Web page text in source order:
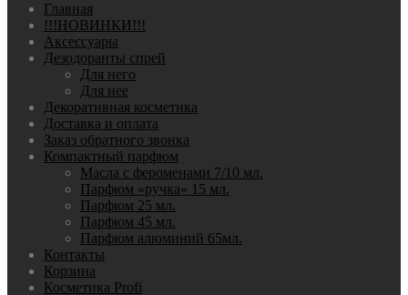
Главная
!!!НОВИНКИ!!!
Аксессуары
Дезодоранты спрей
Для него
Для нее
Декоративная косметика
Доставка и оплата
Заказ обратного звонка
Компактный парфюм
Масла с фероменами 7/10 мл.
Парфюм «ручка» 15 мл.
Парфюм 25 мл.
Парфюм 45 мл.
Парфюм алюминий 65мл.
Контакты
Корзина
Косметика Profi